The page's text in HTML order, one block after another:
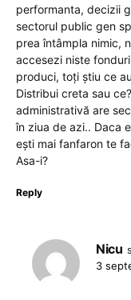
performanta, decizii
sectorul public gen
prea întâmpla nimic,
accesezi niste
produci, toți știu ce
Distribui creta sau
administrativă are
în ziua de azi.. Daca
ești mai fanfaron te
Asa-i?
Reply
Nicu
3